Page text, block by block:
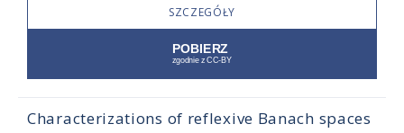
SZCZEGÓŁY
Characterizations of reflexive Banach spaces